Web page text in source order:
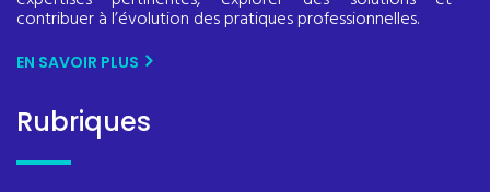
contribuer à l’évolution des pratiques professionnelles.
EN SAVOIR PLUS
Rubriques